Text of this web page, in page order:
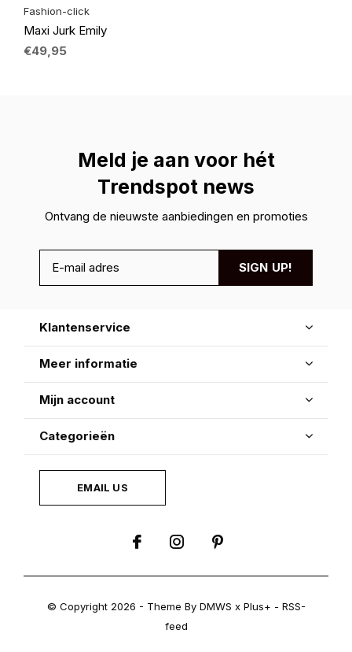
Fashion-click
Maxi Jurk Emily
€49,95
Meld je aan voor hét
Trendspot news
Ontvang de nieuwste aanbiedingen en promoties
SIGN UP!
Klantenservice
Meer informatie
Mijn account
Categorieën
EMAIL US
© Copyright 2026 - Theme By DMWS x Plus+ - RSS-
feed